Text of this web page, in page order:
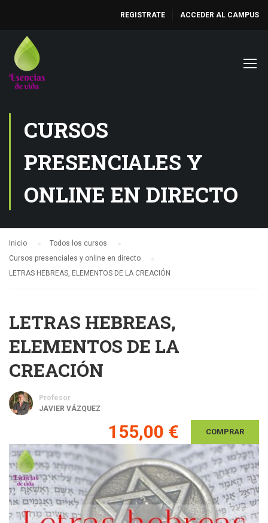
REGISTRATE ACCEDER AL CAMPUS
CURSOS
PRESENCIALES Y
ONLINE EN DIRECTO
Inicio
Todos los cursos
Cursos presenciales y online en directo
LETRAS HEBREAS, ELEMENTOS DE LA CREACIÓN
LETRAS HEBREAS,
ELEMENTOS DE LA
CREACIÓN
Profesor
JAVIER VÁZQUEZ
155,00 € COMPRAR